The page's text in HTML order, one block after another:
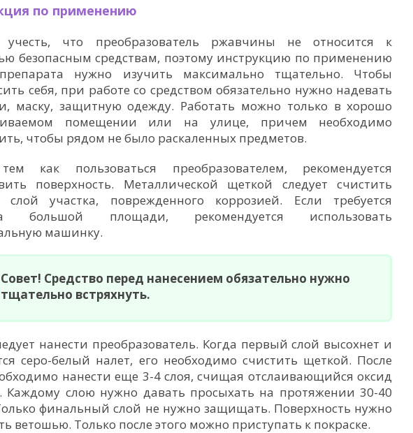
по применению
учесть, что преобразователь ржавчины не относится к
безопасным средствам, поэтому инструкцию по применению
нужно изучить максимально тщательно. Чтобы
себя, при работе со средством обязательно нужно надевать
маску, защитную одежду. Работать можно только в хорошо
помещении или на улице, причем необходимо
чтобы рядом не было раскаленных предметов.
как пользоваться преобразователем, рекомендуется
поверхность. Металлической щеткой следует счистить
участка, поврежденного коррозией. Если требуется
большой площади, рекомендуется использовать
машинку.
Совет! Средство перед нанесением обязательно нужно
тщательно встряхнуть.
нанести преобразователь. Когда первый слой высохнет и
серо-белый налет, его необходимо счистить щеткой. После
нанести еще 3-4 слоя, счищая отслаивающийся оксид
Каждому слою нужно давать просыхать на протяжении 30-40
финальный слой не нужно защищать. Поверхность нужно
ветошью. Только после этого можно приступать к покраске.